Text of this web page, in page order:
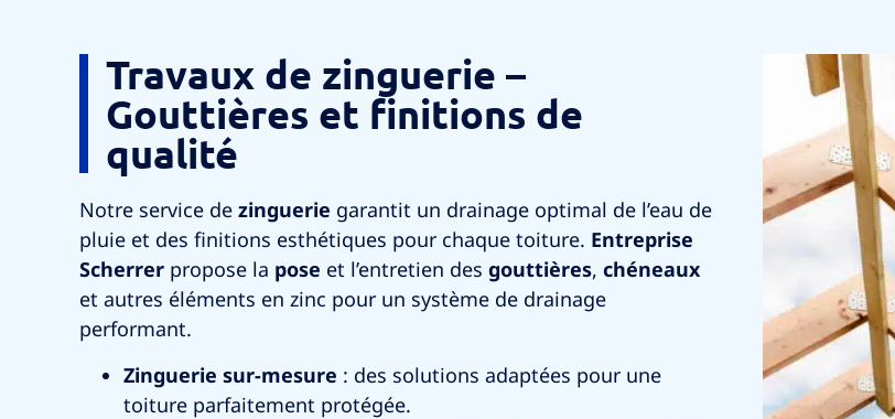
Travaux de zinguerie –
Gouttières et finitions de
qualité
Notre service de zinguerie garantit un drainage optimal de l’eau de
pluie et des finitions esthétiques pour chaque toiture. Entreprise
Scherrer propose la pose et l’entretien des gouttières, chéneaux
et autres éléments en zinc pour un système de drainage
performant.
Zinguerie sur-mesure : des solutions adaptées pour une
toiture parfaitement protégée.